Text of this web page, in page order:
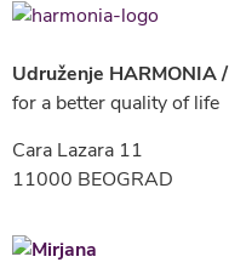
Udruženje HARMONIA /
for a better quality of life
Cara Lazara 11
11000 BEOGRAD